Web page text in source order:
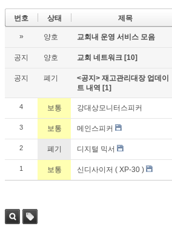
번호 상태 제목
» 양호 교회내 운영 서비스 모음
공지 양호 교회 네트워크 [10]
공지 폐기
<공지> 재고관리대장 업데이
트 내역 [1]
4 보통 강대상모니터스피커
3 보통 메인스피커
2 폐기 디지털 믹서
1 보통 신디사이저 ( XP-30 )